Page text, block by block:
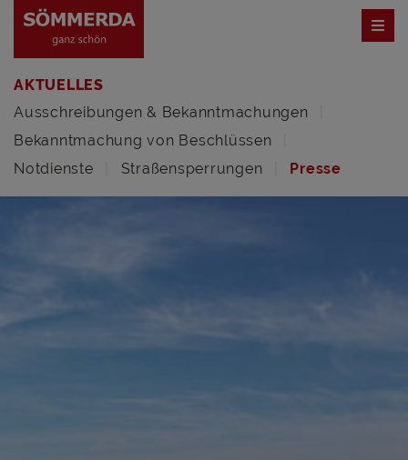
AKTUELLES
Ausschreibungen & Bekanntmachungen
Bekanntmachung von Beschlüssen
Notdienste
Straßensperrungen Presse